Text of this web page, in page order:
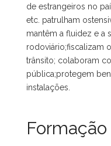
de estrangeiros no
etc. patrulham
mantêm a fluidez e a
rodoviário;fiscalizam
trânsito; colaboram
pública;protegem
instalações.